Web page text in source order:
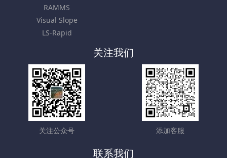
RAMMS
Visual Slope
LS-Rapid
关注我们
关注公众号 添加客服
联系我们